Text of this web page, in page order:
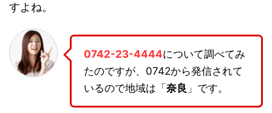
すよね。
0742-23-4444について調べてみ
たのですが、0742から発信されて
いるので地域は「 奈良 」です。